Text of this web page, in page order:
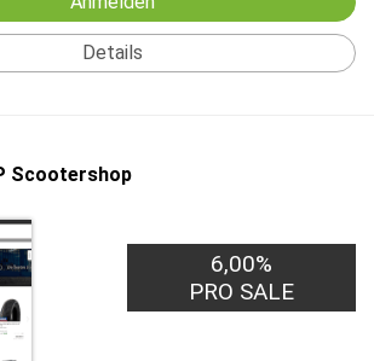
Details
Scootershop
6,00%
PRO SALE